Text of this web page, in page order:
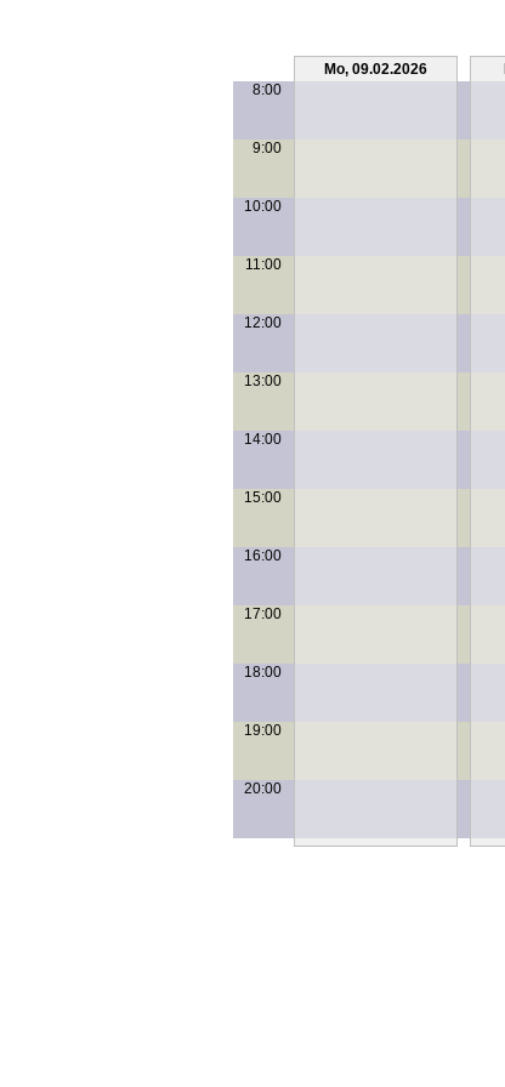
Mo, 09.02.2026
8:00
9:00
10:00
11:00
12:00
13:00
14:00
15:00
16:00
17:00
18:00
19:00
20:00